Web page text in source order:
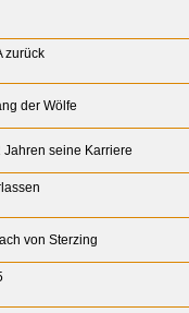
zurück
der Wölfe
seine Karriere
von Sterzing